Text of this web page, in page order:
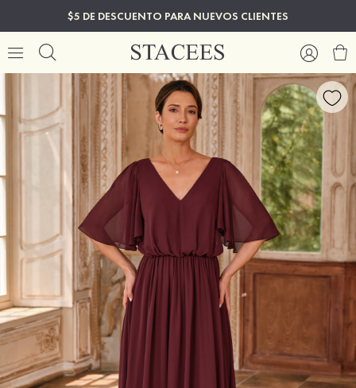
$5 DE DESCUENTO PARA NUEVOS CLIENTES